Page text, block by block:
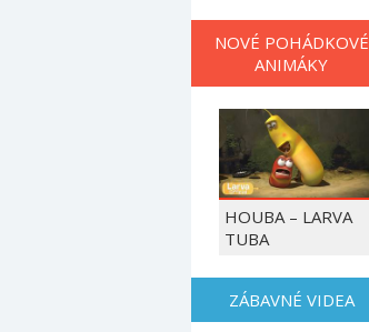
NOVÉ POHÁDKOVÉ
ANIMÁKY
HOUBA – LARVA
TUBA
ZÁBAVNÉ VIDEA